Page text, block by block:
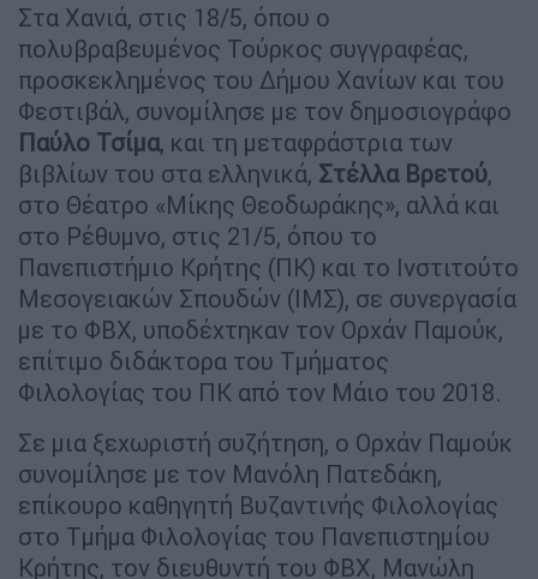
Στα Χανιά, στις 18/5, όπου ο
πολυβραβευμένος Τούρκος συγγραφέας,
προσκεκλημένος του Δήμου Χανίων και του
Φεστιβάλ, συνομίλησε με τον δημοσιογράφο
Παύλο Τσίμα, και τη μεταφράστρια των
βιβλίων του στα ελληνικά, Στέλλα Βρετού,
στο Θέατρο «Μίκης Θεοδωράκης», αλλά και
στο Ρέθυμνο, στις 21/5, όπου το
Πανεπιστήμιο Κρήτης (ΠΚ) και το Ινστιτούτο
Μεσογειακών Σπουδών (ΙΜΣ), σε συνεργασία
με το ΦΒΧ, υποδέχτηκαν τον Ορχάν Παμούκ,
επίτιμο διδάκτορα του Τμήματος
Φιλολογίας του ΠΚ από τον Μάιο του 2018.
Σε μια ξεχωριστή συζήτηση, ο Ορχάν Παμούκ
συνομίλησε με τον Μανόλη Πατεδάκη,
επίκουρο καθηγητή Βυζαντινής Φιλολογίας
στο Τμήμα Φιλολογίας του Πανεπιστημίου
Κρήτης, τον διευθυντή του ΦΒΧ, Μανώλη